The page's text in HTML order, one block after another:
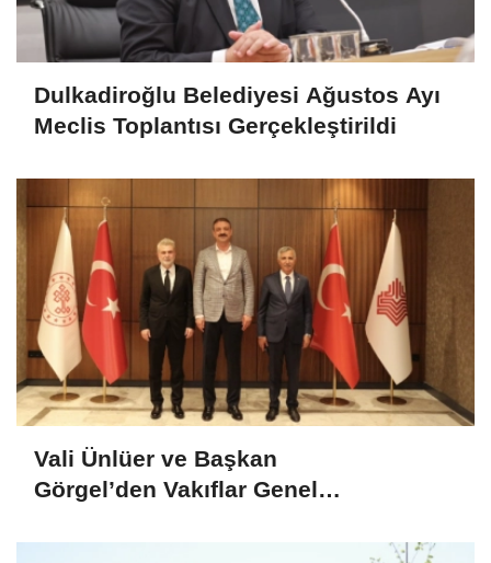
Dulkadiroğlu Belediyesi Ağustos Ayı
Meclis Toplantısı Gerçekleştirildi
Vali Ünlüer ve Başkan
Görgel’den Vakıflar Genel